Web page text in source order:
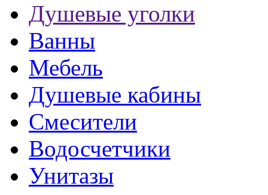
Душевые уголки
Ванны
Мебель
Душевые кабины
Смесители
Водосчетчики
Унитазы